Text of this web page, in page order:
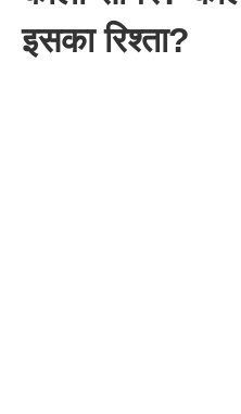
इसका रिश्ता?